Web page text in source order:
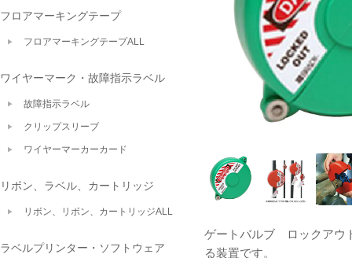
ゲートバルブ ロックアウ
る装置です。
フロアマーキングテープ
フロアマーキングテープALL
ワイヤーマーク・故障指示ラベル
故障指示ラベル
クリップスリーブ
ワイヤーマーカーカード
リボン、ラベル、カートリッジ
リボン、リボン、カートリッジALL
ラベルプリンター・ソフトウェア